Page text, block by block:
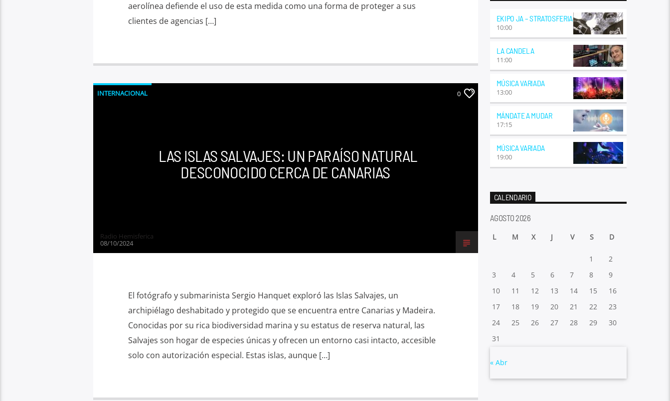
aerolínea defiende el uso de esta medida como una forma de proteger a sus
clientes de agencias […]
INTERNACIONAL 0
LAS ISLAS SALVAJES: UN PARAÍSO NATURAL
DESCONOCIDO CERCA DE CANARIAS
Radio Hemisferica
08/10/2024
El fotógrafo y submarinista Sergio Hanquet exploró las Islas Salvajes, un
archipiélago deshabitado y protegido que se encuentra entre Canarias y Madeira.
Conocidas por su rica biodiversidad marina y su estatus de reserva natural, las
Salvajes son hogar de especies únicas y ofrecen un entorno casi intacto, accesible
solo con autorización especial. Estas islas, aunque […]
EKIPO JA – STRATOSFERIA
10:00
LA CANDELA
11:00
MÚSICA VARIADA
13:00
MÁNDATE A MUDAR
17:15
MÚSICA VARIADA
19:00
CALENDARIO
AGOSTO 2026
L M X J V S D
1
2
3
4 5 6 7 8
9
10
11 12 13 14 15
16
17
18 19 20 21 22
23
24
25 26 27 28 29
30
31
« Abr